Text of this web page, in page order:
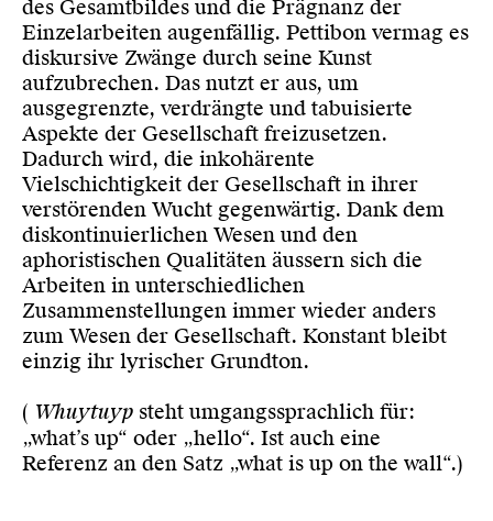
des Gesamtbildes und die Prägnanz der
Einzelarbeiten augenfällig. Pettibon vermag es
diskursive Zwänge durch seine Kunst
aufzubrechen. Das nutzt er aus, um
ausgegrenzte, verdrängte und tabuisierte
Aspekte der Gesellschaft freizusetzen.
Dadurch wird, die inkohärente
Vielschichtigkeit der Gesellschaft in ihrer
verstörenden Wucht gegenwärtig. Dank dem
diskontinuierlichen Wesen und den
aphoristischen Qualitäten äussern sich die
Arbeiten in unterschiedlichen
Zusammenstellungen immer wieder anders
zum Wesen der Gesellschaft. Konstant bleibt
einzig ihr lyrischer Grundton.
( Whuytuyp steht umgangssprachlich für:
„what’s up“ oder „hello“. Ist auch eine
Referenz an den Satz „what is up on the wall“.)